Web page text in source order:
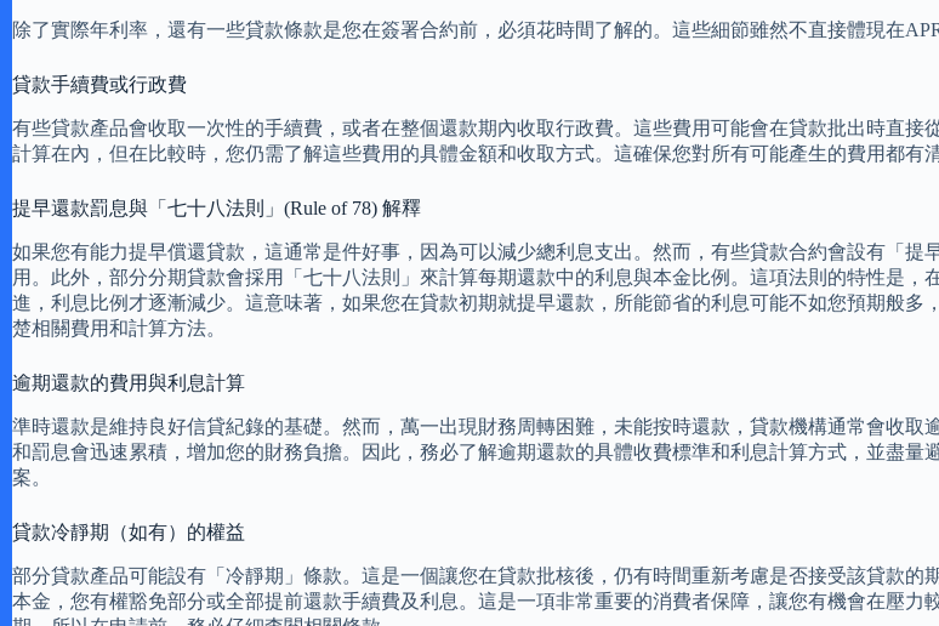
除了實際年利率，還有一些貸款條款是您在簽署合約前，必須花時間了解的。這些細節雖然不直接體現在
貸款手續費或行政費
有些貸款產品會收取一次性的手續費，或者在整個還款期內收取行政費。這些費用可能會在貸款批出時直
計算在內，但在比較時，您仍需了解這些費用的具體金額和收取方式。這確保您對所有可能產生的費用都有
提早還款罰息與「七十八法則」(Rule of 78) 解釋
如果您有能力提早償還貸款，這通常是件好事，因為可以減少總利息支出。然而，有些貸款合約會設有「
用。此外，部分分期貸款會採用「七十八法則」來計算每期還款中的利息與本金比例。這項法則的特性是
進，利息比例才逐漸減少。這意味著，如果您在貸款初期就提早還款，所能節省的利息可能不如您預期般
楚相關費用和計算方法。
逾期還款的費用與利息計算
準時還款是維持良好信貸紀錄的基礎。然而，萬一出現財務周轉困難，未能按時還款，貸款機構通常會收
和罰息會迅速累積，增加您的財務負擔。因此，務必了解逾期還款的具體收費標準和利息計算方式，並盡
案。
貸款冷靜期（如有）的權益
部分貸款產品可能設有「冷靜期」條款。這是一個讓您在貸款批核後，仍有時間重新考慮是否接受該貸款
本金，您有權豁免部分或全部提前還款手續費及利息。這是一項非常重要的消費者保障，讓您有機會在壓